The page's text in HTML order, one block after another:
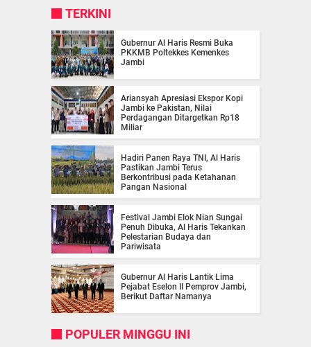
TERKINI
Gubernur Al Haris Resmi Buka
PKKMB Poltekkes Kemenkes
Jambi
Ariansyah Apresiasi Ekspor Kopi
Jambi ke Pakistan, Nilai
Perdagangan Ditargetkan Rp18
Miliar
Hadiri Panen Raya TNI, Al Haris
Pastikan Jambi Terus
Berkontribusi pada Ketahanan
Pangan Nasional
Festival Jambi Elok Nian Sungai
Penuh Dibuka, Al Haris Tekankan
Pelestarian Budaya dan
Pariwisata
Gubernur Al Haris Lantik Lima
Pejabat Eselon II Pemprov Jambi,
Berikut Daftar Namanya
POPULER MINGGU INI